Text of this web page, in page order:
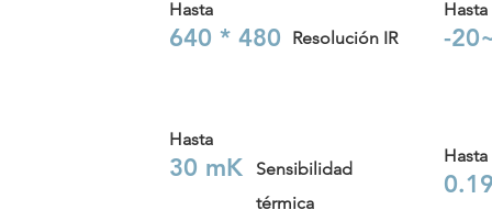
Hasta
640 * 480 Resolución IR
Hasta
30 mK
Sensibilidad
térmica
Hasta
-
Hasta
0.